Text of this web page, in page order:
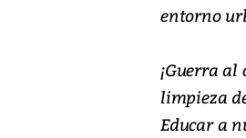
entorno
¡Guerra
limpieza
Educar a